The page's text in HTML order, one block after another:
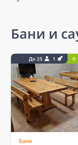
Бани и
До 25 1 0
Баня